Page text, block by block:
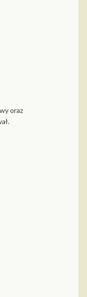
oraz